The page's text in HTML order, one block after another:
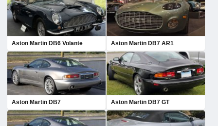
Aston Martin DB6 Volante Aston Martin DB7 AR1
Aston Martin DB7 Aston Martin DB7 GT